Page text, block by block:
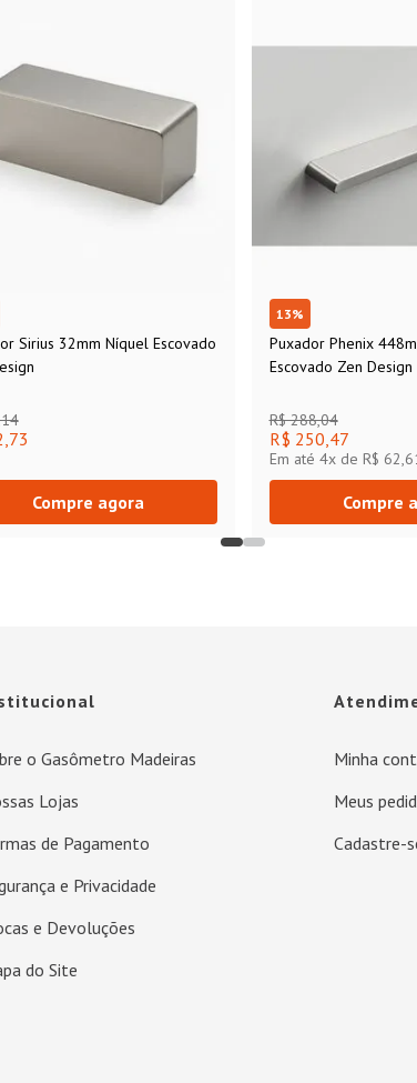
Sirius 32mm Níquel Escovado
Compre agora
13%
Puxador Phenix
Escovado Zen Design
R$ 288,04
R$ 250,47
Em até 4x de R$
Compre
o Gasômetro Madeiras
Lojas
de Pagamento
e Privacidade
e Devoluções
do Site
Minha
Meus
Cadastre-